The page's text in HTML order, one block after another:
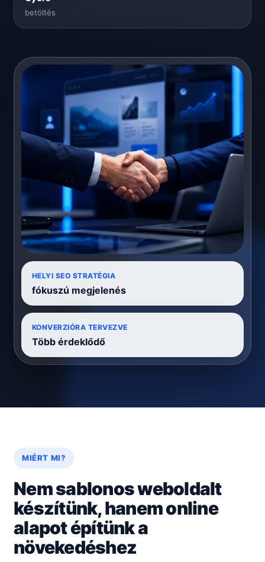
betöltés
HELYI SEO STRATÉGIA
fókuszú megjelenés
KONVERZIÓRA TERVEZVE
Több érdeklődő
MIÉRT MI?
Nem sablonos weboldalt
készítünk, hanem online
alapot építünk a
növekedéshez